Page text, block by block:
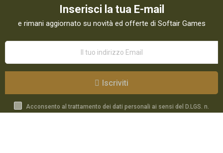
Inserisci la tua E-mail
e rimani aggiornato su novità ed offerte di Softair Games
Iscriviti
Acconsento al trattamento dei dati personali ai sensi del D.LGS. n.